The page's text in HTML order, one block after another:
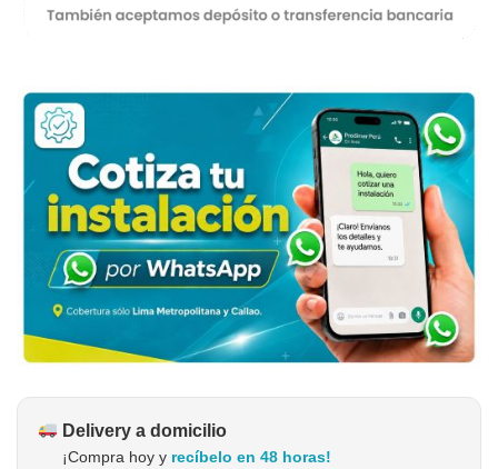
Delivery a domicilio
¡Compra hoy y recíbelo en 48 horas!